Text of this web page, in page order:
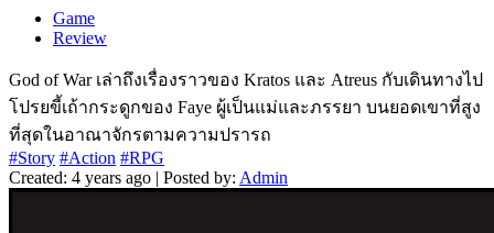
Game
Review
God of War เล่าถึงเรื่องราวของ Kratos และ Atreus กับเดินทางไป
โปรยขี้เถ้ากระดูกของ Faye ผู้เป็นแม่และภรรยา บนยอดเขาที่สูง
ที่สุดในอาณาจักรตามความปรารถ
#Story #Action #RPG
Created: 4 years ago | Posted by: Admin